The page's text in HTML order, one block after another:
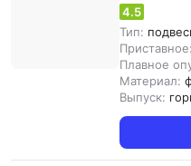
4.5
Тип:
Приставное:
Плавное
Материал:
Выпуск: